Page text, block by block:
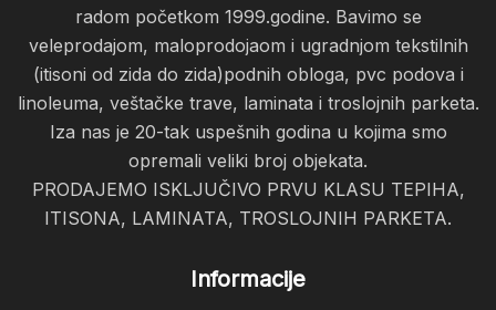
radom početkom 1999.godine. Bavimo se
veleprodajom, maloprodojaom i ugradnjom tekstilnih
(itisoni od zida do zida)podnih obloga, pvc podova i
linoleuma, veštačke trave, laminata i troslojnih parketa.
Iza nas je 20-tak uspešnih godina u kojima smo
opremali veliki broj objekata.
PRODAJEMO ISKLJUČIVO PRVU KLASU TEPIHA,
ITISONA, LAMINATA, TROSLOJNIH PARKETA.
Informacije